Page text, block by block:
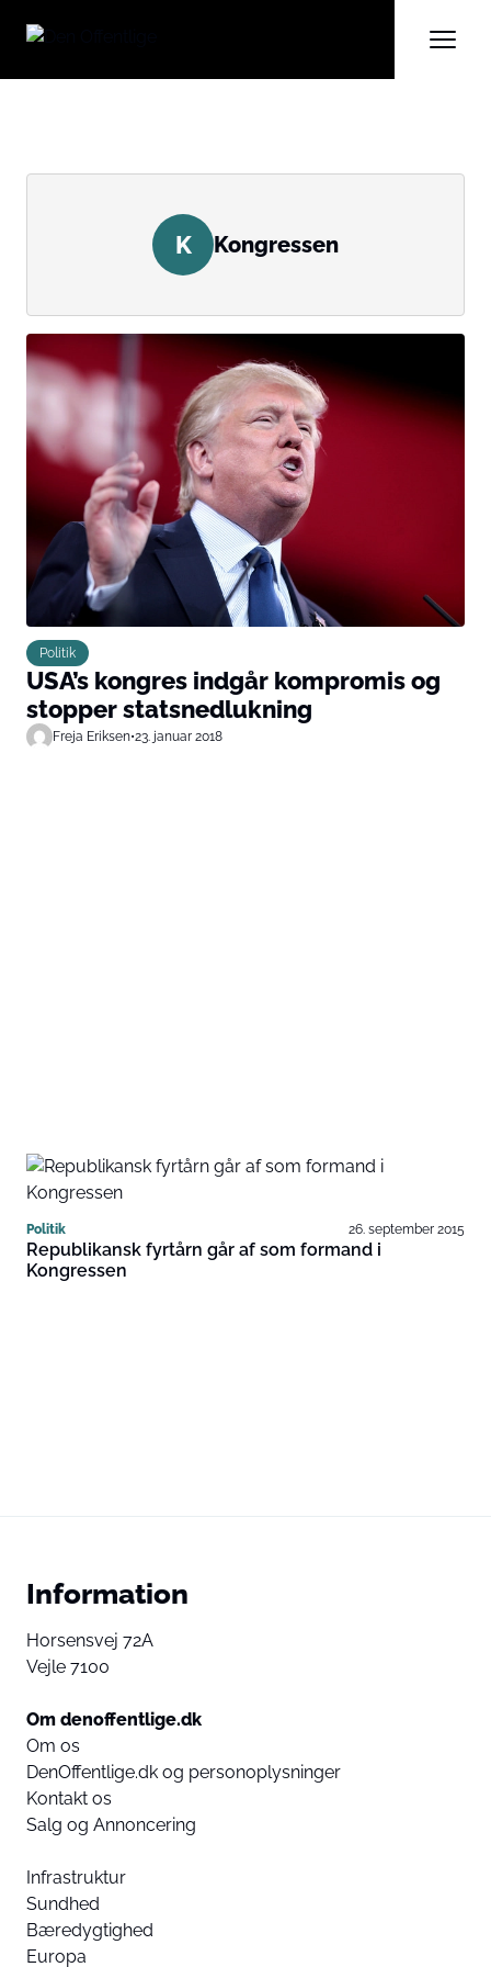
K Kongressen
Politik
USA’s kongres indgår kompromis og
stopper statsnedlukning
Freja Eriksen•23. januar 2018
Politik 26. september 2015
Republikansk fyrtårn går af som formand i
Kongressen
Information
Horsensvej 72A
Vejle 7100
Om denoffentlige.dk
Om os
DenOffentlige.dk og personoplysninger
Kontakt os
Salg og Annoncering
Infrastruktur
Sundhed
Bæredygtighed
Europa